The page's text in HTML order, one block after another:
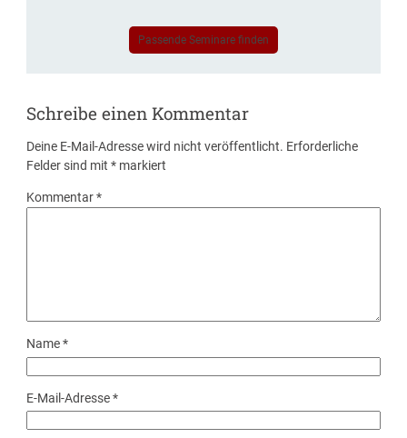
Passende Seminare finden
Schreibe einen Kommentar
Deine E-Mail-Adresse wird nicht veröffentlicht. Erforderliche
Felder sind mit* markiert
Kommentar*
Name*
E-Mail-Adresse*